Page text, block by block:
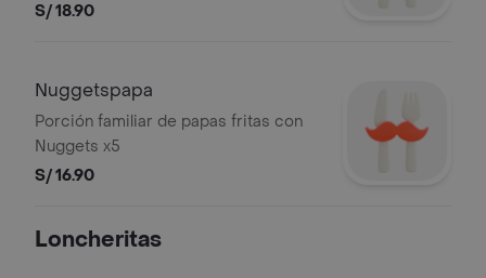
S/ 18.90
Nuggetspapa
Porción familiar de papas fritas con
Nuggets x5
S/ 16.90
Loncheritas